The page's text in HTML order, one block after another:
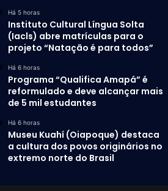
Há 5 horas
Instituto Cultural Língua Solta
(Iacls) abre matrículas para o
projeto “Natação é para todos”
Há 6 horas
Programa “Qualifica Amapá” é
reformulado e deve alcançar mais
de 5 mil estudantes
Há 6 horas
Museu Kuahí (Oiapoque) destaca
a cultura dos povos originários no
extremo norte do Brasil